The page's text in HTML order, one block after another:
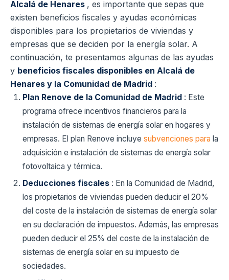
Alcalá de Henares , es importante que sepas que
existen beneficios fiscales y ayudas económicas
disponibles para los propietarios de viviendas y
empresas que se deciden por la energía solar. A
continuación, te presentamos algunas de las ayudas
y beneficios fiscales disponibles en Alcalá de
Henares y la Comunidad de Madrid :
Plan Renove de la Comunidad de Madrid : Este
programa ofrece incentivos financieros para la
instalación de sistemas de energía solar en hogares y
empresas. El plan Renove incluye subvenciones para la
adquisición e instalación de sistemas de energía solar
fotovoltaica y térmica.
Deducciones fiscales : En la Comunidad de Madrid,
los propietarios de viviendas pueden deducir el 20%
del coste de la instalación de sistemas de energía solar
en su declaración de impuestos. Además, las empresas
pueden deducir el 25% del coste de la instalación de
sistemas de energía solar en su impuesto de
sociedades.